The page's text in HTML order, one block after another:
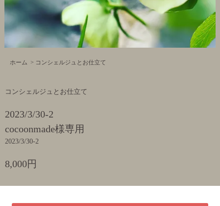
ホーム > コンシェルジュとお仕立て
コンシェルジュとお仕立て
2023/3/30-2
cocoonmade様専用
2023/3/30-2
8,000円